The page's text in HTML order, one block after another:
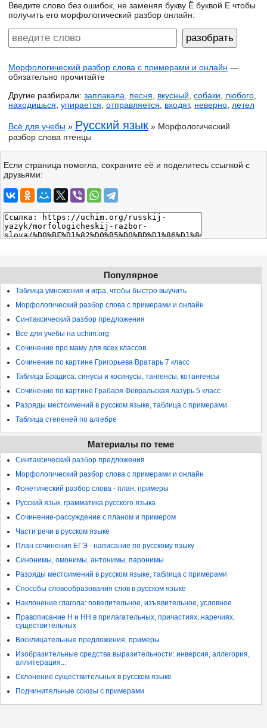
Введите слово без ошибок, не заменяя букву Ё буквой Е чтобы
получить его морфологический разбор онлайн:
Морфологический разбор слова с примерами и онлайн —
обязательно прочитайте
Другие разбирали: заплакала песня вкусный собаки любого
находишься упирается отправляется входят, неверно летел
Всё для учебы » Русский язык » Морфологический
разбор слова птенцы
Если страница помогла, сохраните её и поделитесь ссылкой с
друзьями:
Популярное
Таблица умножения и игра, чтобы быстро выучить
Морфологический разбор слова с примерами и онлайн
Синтаксический разбор предложения
Все для учебы на uchim.org
Сочинение про маму для всех классов
Сочинение по картине Григорьева Вратарь 7 класс
Таблица Брадиса: синусы и косинусы, тангенсы, котангенсы
Сочинение по картине Грабаря Февральская лазурь 5 класс
Разряды местоимений в русском языке, таблица с примерами
Таблица степеней по алгебре
Материалы по теме
Синтаксический разбор предложения
Морфологический разбор слова с примерами и онлайн
Фонетический разбор слова - план, примеры
Русский язык, грамматика русского языка
Сочинение-рассуждение с планом и примером
Части речи в русском языке
План сочинения ЕГЭ - написание по русскому языку
Синонимы, омонимы, антонимы, паронимы
Разряды местоимений в русском языке, таблица с примерами
Способы словообразования слов в русском языке
Наклонение глагола: повелительное, изъявительное, условное
Правописание Н и НН в прилагательных, причастиях, наречиях,
существительных
Восклицательные предложения, примеры
Изобразительные средства выразительности: инверсия, аллегория,
аллитерация...
Склонение существительных в русском языке
Подчинительные союзы с примерами